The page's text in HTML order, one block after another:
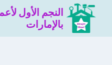
التجاوز
المحتوى
النجم الأول
بالإمارات